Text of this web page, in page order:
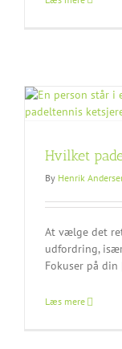
Hvilket
By Henrik
At vælge det
udfordring,
Fokuser på din
Læs mere